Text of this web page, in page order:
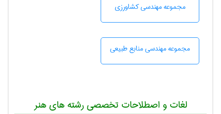
مجموعه مهندسی كشاورزی
مجموعه مهندسی منابع طبيعی
لغات و اصطلاحات تخصصی رشته های هنر